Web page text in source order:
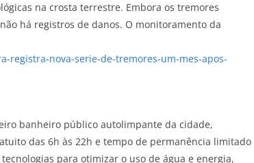
na crosta terrestre. Embora os tremores
há registros de danos. O monitoramento da
nova-serie-de-tremores-um-mes-apos-
banheiro público autolimpante da cidade,
das 6h às 22h e tempo de permanência limitado
para otimizar o uso de água e energia,